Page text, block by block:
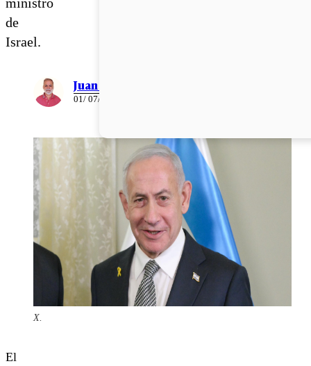
de
Israel.
Juan Pablo Ernst
01/ 07/ 2026
X.
El